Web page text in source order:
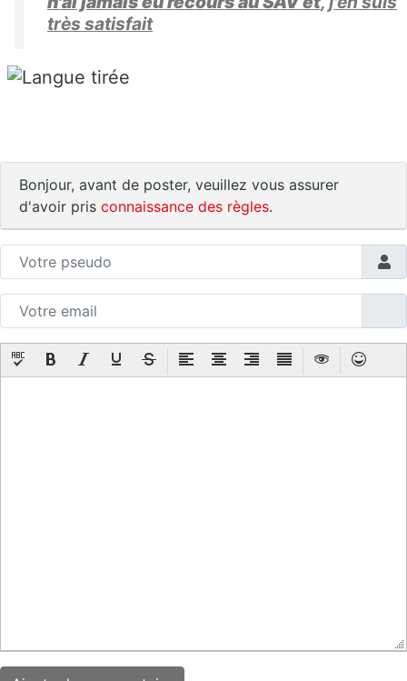
très satisfait
Bonjour, avant de poster, veuillez vous assurer
d'avoir pris connaissance des règles.